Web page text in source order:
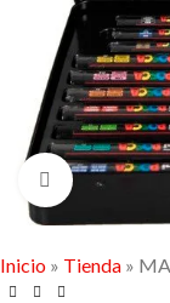
Click to
Inicio » Tienda »